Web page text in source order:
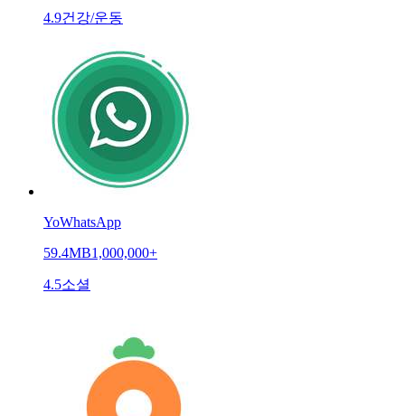
4.9건강/운동
YoWhatsApp
59.4MB1,000,000+
4.5소셜